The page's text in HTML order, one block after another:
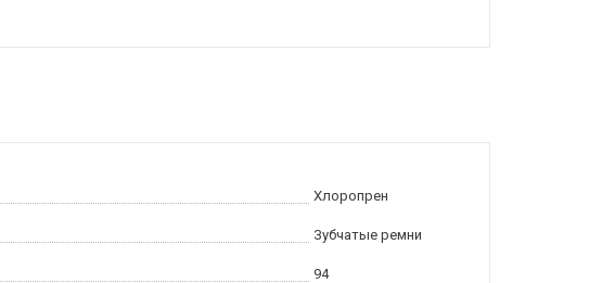
Хлоропрен
Зубчатые ремни
94